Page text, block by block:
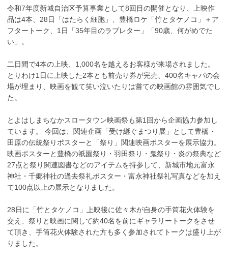
令和7年度新城自治区予算事業として8回目の開催となり、上映作
品は4本、28日「はたらく細胞」、豊橋ロケ「竹とタケノコ」＋ア
フタートーク、1日「35年目のラブレター」「90歳、何がめでた
い」。
二日間で4本の上映、1,000名を越えるお客様が来場されました。
とりわけ1日に上映した2本とも前売り券が完売、400名キャパの会
場が埋まり、映画を観て笑い泣いたりは嘗ての映画館の雰囲気でし
た。
とよはしまちなかスロータウン映画祭も第1回から企画協力参加し
ています。 今回は、関連企画「受け継ぐまつり展」として豊橋・
田原の伝統祭りポスターと「祭り」関連映画ポスターを展示協力。
映画ポスターと豊橋の祇園祭り・羽田祭り・鬼祭り・炎の祭典など
27点と祭り関連図書などのアイテムを持参して、新城市地元富永
神社・千郷神社の過去祭礼ボスター・富永神社祭礼写真などを加え
て100点以上の展示となりました。
28日に「竹とタケノコ」上映後に佐々木が自身の手筒花火体験を
交え、祭りと映画に関して約40名を前にギャラリートークをさせ
て頂き、手筒花火体験された方も多く参加されてトークは盛り上が
りました。